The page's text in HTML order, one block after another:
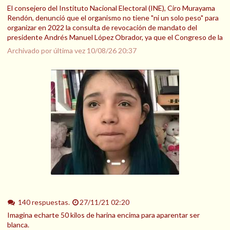
El consejero del Instituto Nacional Electoral (INE), Ciro Murayama
Rendón, denunció que el organismo no tiene "ni un solo peso" para
organizar en 2022 la consulta de revocación de mandato del
presidente Andrés Manuel López Obrador, ya que el Congreso de la
Archivado por última vez 10/08/26 20:37
140 respuestas.
27/11/21 02:20
Imagina echarte 50 kilos de harina encima para aparentar ser
blanca.